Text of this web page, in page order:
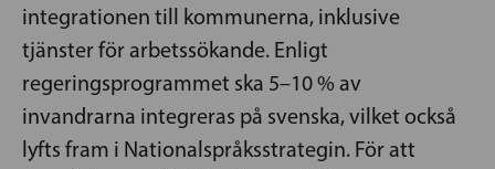
integrationen till kommunerna, inklusive
tjänster för arbetssökande. Enligt
regeringsprogrammet ska 5–10 % av
invandrarna integreras på svenska, vilket också
lyfts fram i Nationalspråksstrategin. För att